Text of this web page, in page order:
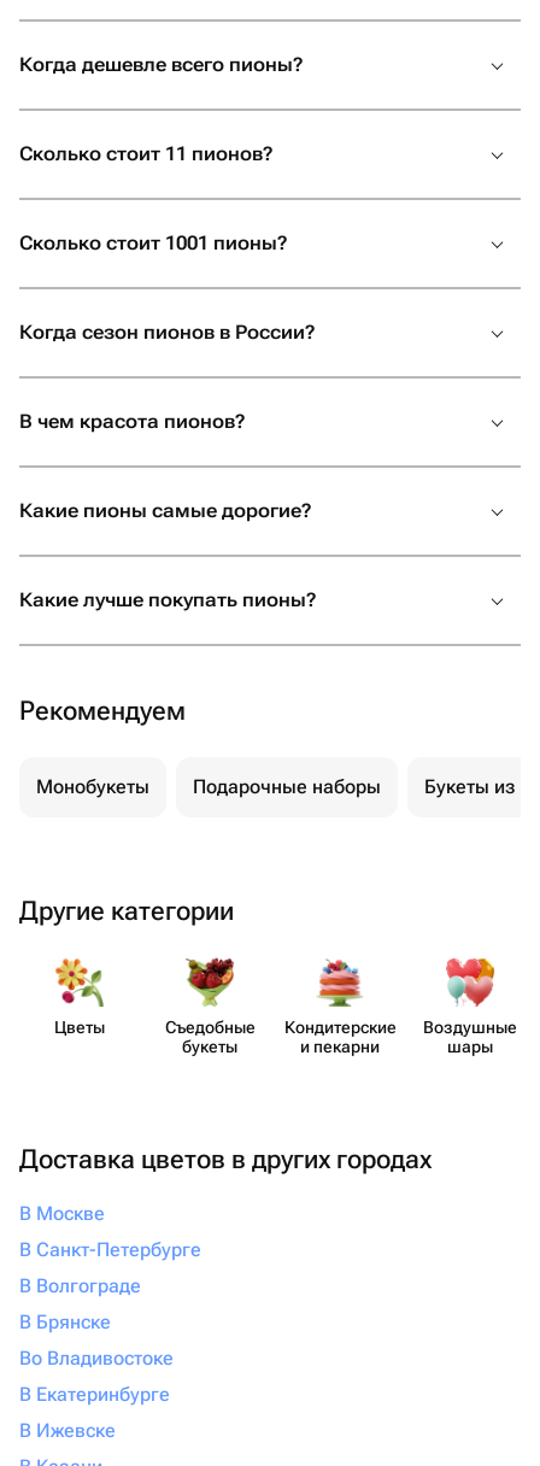
незабываемым. Успейте купить цветы пионы в
Лазаревском на Флаувау прямо сейчас!
Когда дешевле всего пионы?
Сколько стоит 11 пионов?
Сколько стоит 1001 пионы?
Когда сезон пионов в России?
В чем красота пионов?
Какие пионы самые дорогие?
Какие лучше покупать пионы?
Рекомендуем
Монобукеты Подарочные наборы Букеты из
Другие категории
Цветы
Съедобные
букеты
Кондит​ерские
и пекарни
Воздушные
шары
Доставка цветов в других городах
В Москве
В Санкт-Петербурге
В Волгограде
В Брянске
Во Владивостоке
В Екатеринбурге
В Ижевске